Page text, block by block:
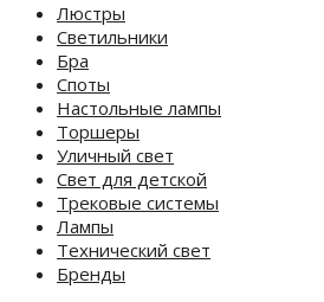
Люстры
Светильники
Бра
Споты
Настольные лампы
Торшеры
Уличный свет
Свет для детской
Трековые системы
Лампы
Технический свет
Бренды